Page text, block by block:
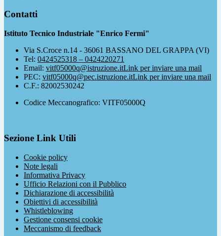
Contatti
Istituto Tecnico Industriale "Enrico Fermi"
Via S.Croce n.14 - 36061 BASSANO DEL GRAPPA (VI)
Tel: 0424525318 – 0424220271
Email: vitf05000q@istruzione.itLink per inviare una mail
PEC: vitf05000q@pec.istruzione.itLink per inviare una mail
C.F.: 82002530242
Codice Meccanografico: VITF05000Q
Sezione Link Utili
Cookie policy
Note legali
Informativa Privacy
Ufficio Relazioni con il Pubblico
Dichiarazione di accessibilità
Obiettivi di accessibilità
Whistleblowing
Gestione consensi cookie
Meccanismo di feedback